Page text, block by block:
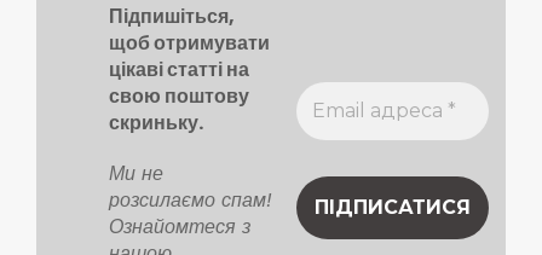
Підпишіться,
щоб отримувати
цікаві статті на
свою поштову
скриньку.
Ми не
розсилаємо спам!
Ознайомтеся з